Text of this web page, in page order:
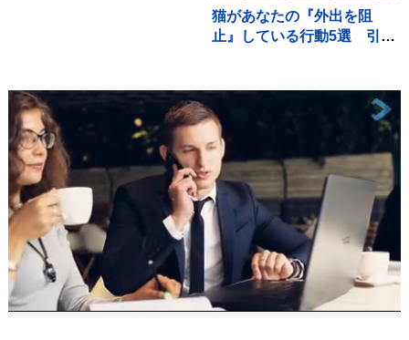
猫があなたの『外出を阻
止』している行動5選 引き